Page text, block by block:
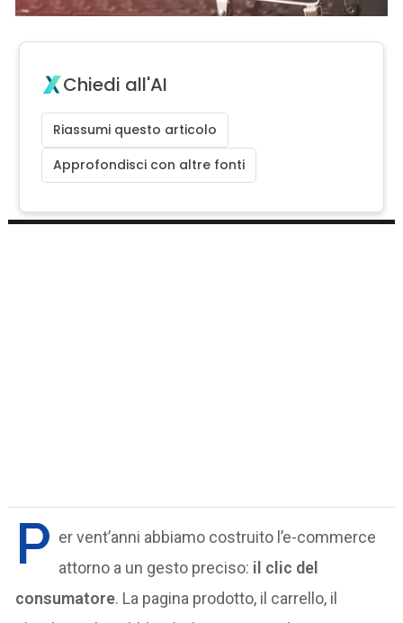
Chiedi all'AI
Riassumi questo articolo
Approfondisci con altre fonti
P er vent’anni abbiamo costruito l’e-commerce
attorno a un gesto preciso: il clic del
consumatore. La pagina prodotto, il carrello, il